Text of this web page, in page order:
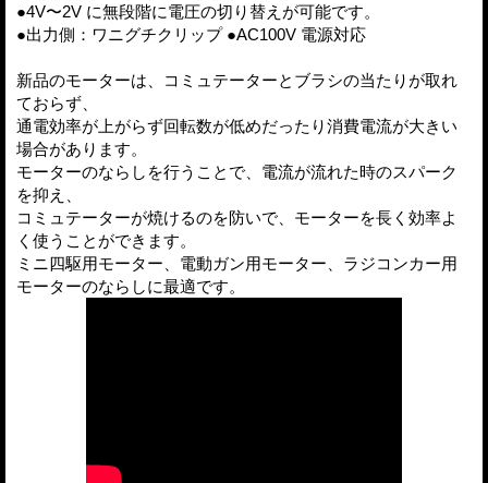
●4V〜2V に無段階に電圧の切り替えが可能です。
●出力側：ワニグチクリップ ●AC100V 電源対応
新品のモーターは、コミュテーターとブラシの当たりが取れ
ておらず、
通電効率が上がらず回転数が低めだったり消費電流が大きい
場合があります。
モーターのならしを行うことで、電流が流れた時のスパーク
を抑え、
コミュテーターが焼けるのを防いで、モーターを長く効率よ
く使うことができます。
ミニ四駆用モーター、電動ガン用モーター、ラジコンカー用
モーターのならしに最適です。